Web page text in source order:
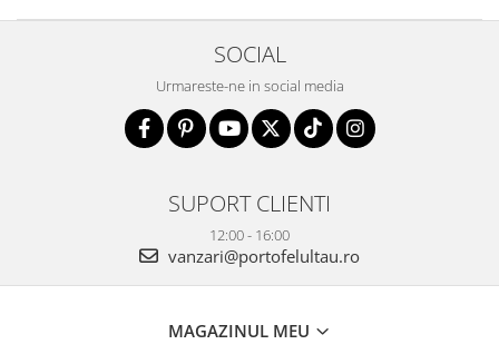
SOCIAL
Urmareste-ne in social media
SUPORT CLIENTI
12:00 - 16:00
vanzari@portofelultau.ro
MAGAZINUL MEU